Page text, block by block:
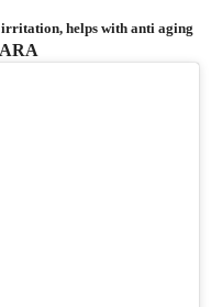
helps with anti aging